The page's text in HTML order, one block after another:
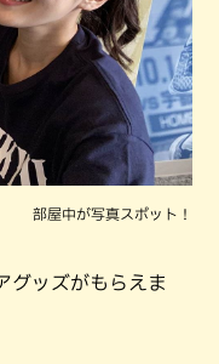
部屋中が写真スポット！
グッズがもらえま